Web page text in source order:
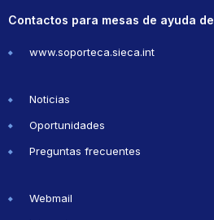
Contactos para mesas de ayuda
www.soporteca.sieca.int
Noticias
Oportunidades
Preguntas frecuentes
Webmail